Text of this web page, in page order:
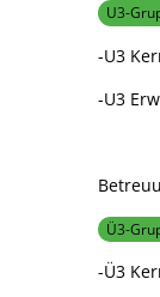
U3-
-U3
-U3
Ü3-
-Ü3